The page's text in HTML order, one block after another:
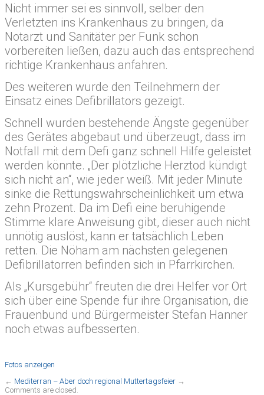
Nicht immer sei es sinnvoll, selber den
Verletzten ins Krankenhaus zu bringen, da
Notarzt und Sanitäter per Funk schon
vorbereiten ließen, dazu auch das entsprechend
richtige Krankenhaus anfahren.
Des weiteren wurde den Teilnehmern der
Einsatz eines Defibrillators gezeigt.
Schnell wurden bestehende Ängste gegenüber
des Gerätes abgebaut und überzeugt, dass im
Notfall mit dem Defi ganz schnell Hilfe geleistet
werden könnte. „Der plötzliche Herztod kündigt
sich nicht an“, wie jeder weiß. Mit jeder Minute
sinke die Rettungswahrscheinlichkeit um etwa
zehn Prozent. Da im Defi eine beruhigende
Stimme klare Anweisung gibt, dieser auch nicht
unnötig auslöst, kann er tatsächlich Leben
retten. Die Nöham am nächsten gelegenen
Defibrillatorren befinden sich in Pfarrkirchen.
Als „Kursgebühr“ freuten die drei Helfer vor Ort
sich über eine Spende für ihre Organisation, die
Frauenbund und Bürgermeister Stefan Hanner
noch etwas aufbesserten.
Fotos anzeigen
← Mediterran – Aber doch regional Muttertagsfeier →
Comments are closed.